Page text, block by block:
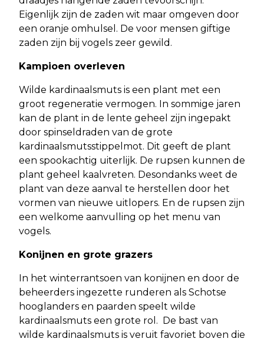
Eigenlijk zijn de zaden wit maar omgeven door
een oranje omhulsel. De voor mensen giftige
zaden zijn bij vogels zeer gewild.
Kampioen overleven
Wilde kardinaalsmuts is een plant met een
groot regeneratie vermogen. In sommige jaren
kan de plant in de lente geheel zijn ingepakt
door spinseldraden van de grote
kardinaalsmutsstippelmot. Dit geeft de plant
een spookachtig uiterlijk. De rupsen kunnen de
plant geheel kaalvreten. Desondanks weet de
plant van deze aanval te herstellen door het
vormen van nieuwe uitlopers. En de rupsen zijn
een welkome aanvulling op het menu van
vogels.
Konijnen en grote grazers
In het winterrantsoen van konijnen en door de
beheerders ingezette runderen als Schotse
hooglanders en paarden speelt wilde
kardinaalsmuts een grote rol. De bast van
wilde kardinaalsmuts is veruit favoriet boven die